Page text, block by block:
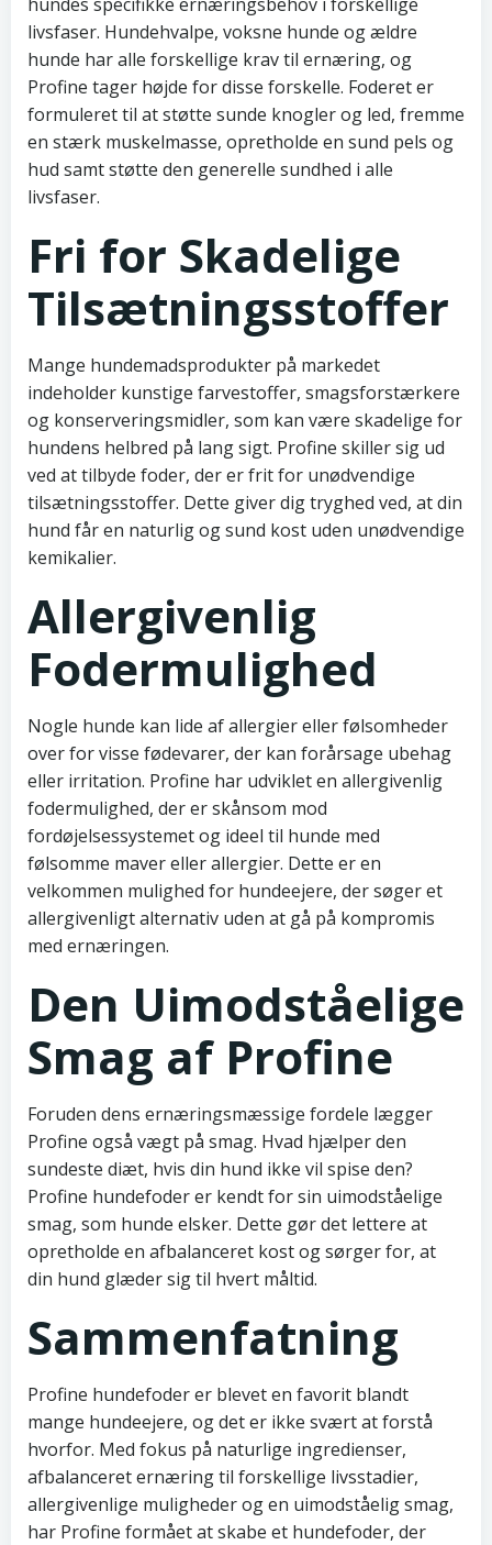
livsfaser. Hundehvalpe, voksne hunde og ældre
hunde har alle forskellige krav til ernæring, og
Profine tager højde for disse forskelle. Foderet er
formuleret til at støtte sunde knogler og led, fremme
en stærk muskelmasse, opretholde en sund pels og
hud samt støtte den generelle sundhed i alle
livsfaser.
Fri for Skadelige
Tilsætningsstoffer
Mange hundemadsprodukter på markedet
indeholder kunstige farvestoffer, smagsforstærkere
og konserveringsmidler, som kan være skadelige for
hundens helbred på lang sigt. Profine skiller sig ud
ved at tilbyde foder, der er frit for unødvendige
tilsætningsstoffer. Dette giver dig tryghed ved, at din
hund får en naturlig og sund kost uden unødvendige
kemikalier.
Allergivenlig
Fodermulighed
Nogle hunde kan lide af allergier eller følsomheder
over for visse fødevarer, der kan forårsage ubehag
eller irritation. Profine har udviklet en allergivenlig
fodermulighed, der er skånsom mod
fordøjelsessystemet og ideel til hunde med
følsomme maver eller allergier. Dette er en
velkommen mulighed for hundeejere, der søger et
allergivenligt alternativ uden at gå på kompromis
med ernæringen.
Den Uimodståelige
Smag af Profine
Foruden dens ernæringsmæssige fordele lægger
Profine også vægt på smag. Hvad hjælper den
sundeste diæt, hvis din hund ikke vil spise den?
Profine hundefoder er kendt for sin uimodståelige
smag, som hunde elsker. Dette gør det lettere at
opretholde en afbalanceret kost og sørger for, at
din hund glæder sig til hvert måltid.
Sammenfatning
Profine hundefoder er blevet en favorit blandt
mange hundeejere, og det er ikke svært at forstå
hvorfor. Med fokus på naturlige ingredienser,
afbalanceret ernæring til forskellige livsstadier,
allergivenlige muligheder og en uimodståelig smag,
har Profine formået at skabe et hundefoder, der